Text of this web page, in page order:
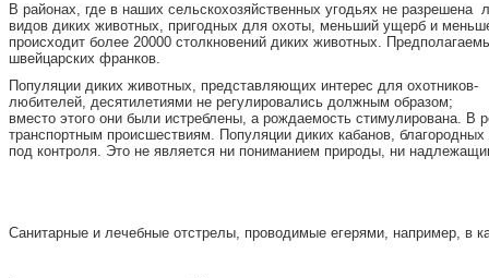
В районах, где в наших сельскохозяйственных угодьях не
видов диких животных, пригодных для охоты, меньший ущерб и
происходит более 20000 столкновений диких животных.
швейцарских франков.
Популяции диких животных, представляющих интерес для охотников-
любителей, десятилетиями не регулировались должным образом;
вместо этого они были истреблены, а рождаемость стимулирована.
транспортным происшествиям. Популяции диких кабанов,
под контроля. Это не является ни пониманием природы, ни
Санитарные и лечебные отстрелы, проводимые егерями, например, в